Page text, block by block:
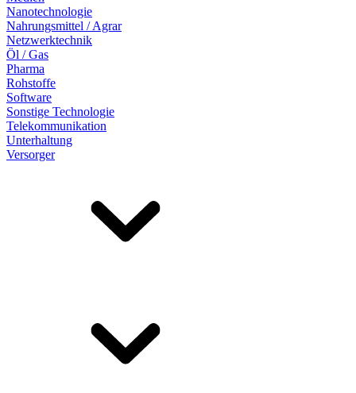
Nanotechnologie
Nahrungsmittel / Agrar
Netzwerktechnik
Öl / Gas
Pharma
Rohstoffe
Software
Sonstige Technologie
Telekommunikation
Unterhaltung
Versorger